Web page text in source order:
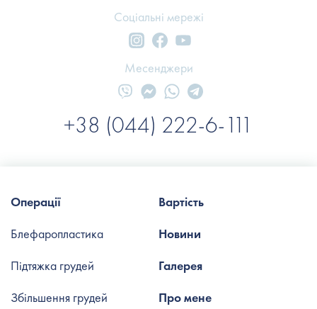
Соціальні мережі
+38 (044) 222-6-111
Месенджери
Вартість
Новини
Галерея
Про мене
Операції
Блефаропластика
Підтяжка грудей
Збільшення грудей